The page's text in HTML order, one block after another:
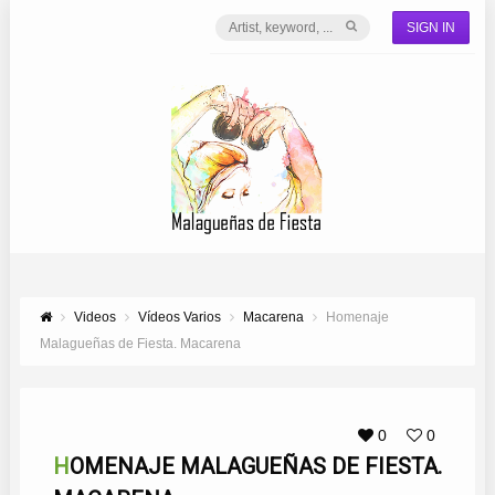
SIGN IN
Videos Vídeos Varios Macarena
Homenaje
Malagueñas de Fiesta. Macarena
0 0
HOMENAJE MALAGUEÑAS DE FIESTA.